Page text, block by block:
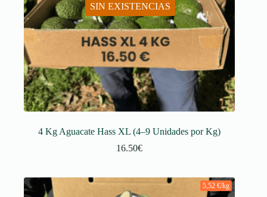
SIN EXISTENCIAS
4 Kg Aguacate Hass XL (4–9 Unidades por Kg)
16.50€
5,52 €/kg